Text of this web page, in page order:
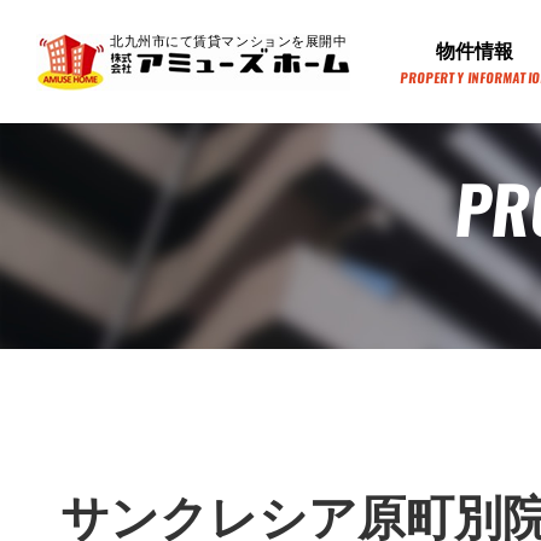
北九州市にて賃貸マンションを展開中 物件情報
PROPERTY
サンクレシア原町別